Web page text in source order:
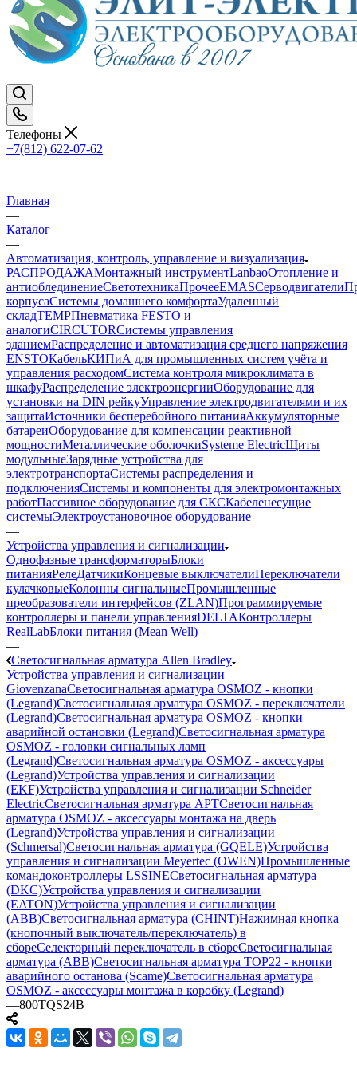
Телефоны
+7(812) 622-07-62
Главная
—
Каталог
—
Автоматизация, контроль, управление и визуализация
РАСПРОДАЖАМонтажный инструментLanbaoОтопление и
антиоблединениеСветотехникаПрочееEMASCерводвигатели
корпусаСистемы домашнего комфортаУдаленный
складTEMPПневматика FESTO и
аналогиCIRCUTORСистемы управления
зданиемРаспределение и автоматизация среднего напряжения
ENSTOКабельКИПиА для промышленных систем учёта и
управления расходомСистема контроля микроклимата в
шкафуРаспределение электроэнергииОборудование для
установки на DIN рейкуУправление электродвигателями и их
защитаИсточники бесперебойного питанияАккумуляторные
батареиОборудование для компенсации реактивной
мощностиМеталлические оболочкиSysteme ElectricЩиты
модульныеЗарядные устройства для
электротранспортаСистемы распределения и
подключенияСистемы и компоненты для электромонтажных
работПассивное оборудование для СКСКабеленесущие
системыЭлектроустановочное оборудование
—
Устройства управления и сигнализации
Однофазные трансформаторыБлоки
питанияРелеДатчикиКонцевые выключателиПереключатели
кулачковыеКолонны сигнальныеПромышленные
преобразователи интерфейсов (ZLAN)Программируемые
контроллеры и панели управленияDELTAКонтроллеры
RealLabБлоки питания (Mean Well)
—
Светосигнальная арматура Allen Bradley
Устройства управления и сигнализации
GiovenzanaСветосигнальная арматура OSMOZ - кнопки
(Legrand)Светосигнальная арматура OSMOZ - переключатели
(Legrand)Светосигнальная арматура OSMOZ - кнопки
аварийной остановки (Legrand)Светосигнальная арматура
OSMOZ - головки сигнальных ламп
(Legrand)Светосигнальная арматура OSMOZ - аксессуары
(Legrand)Устройства управления и сигнализации
(EKF)Устройства управления и сигнализации Schneider
ElectricСветосигнальная арматура APTСветосигнальная
арматура OSMOZ - аксессуары монтажа на дверь
(Legrand)Устройства управления и сигнализации
(Schmersal)Светосигнальная арматура (GQELE)Устройства
управления и сигнализации Meyertec (OWEN)Промышленные
командоконтроллеры LSSINEСветосигнальная арматура
(DKC)Устройства управления и сигнализации
(EATON)Устройства управления и сигнализации
(ABB)Светосигнальная арматура (CHINT)Нажимная кнопка
(кнопочный выключатель/переключатель) в
сбореСелекторный переключатель в сбореСветосигнальная
арматура (ABB)Светосигнальная арматура TOP22 - кнопки
аварийного останова (Scame)Светосигнальная арматура
OSMOZ - аксессуары монтажа в коробку (Legrand)
—800TQS24B